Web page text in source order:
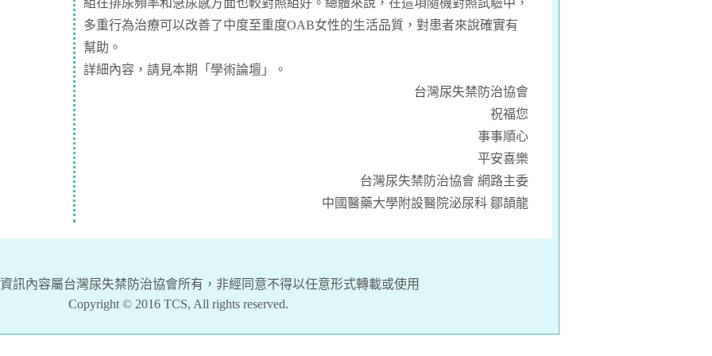
組在排尿頻率和急尿感方面也較對照組好。總體來說，在這項隨機對照試驗中，
多重行為治療可以改善了中度至重度OAB女性的生活品質，對患者來說確實有
幫助。
詳細內容，請見本期「 學術論壇 」。
台灣尿失禁防治協會
祝福您
事事順心
平安喜樂
台灣尿失禁防治協會 網路主委
中國醫藥大學附設醫院泌尿科 鄒頡龍
訊內容屬台灣尿失禁防治協會所有，非經同意不得以任意形式轉載或使用
Copyright © 2016 TCS, All rights reserved.